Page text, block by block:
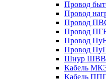
Провод
Провод
Провод
Провод
Провод
Провод
Шнур
Кабель
Кабель